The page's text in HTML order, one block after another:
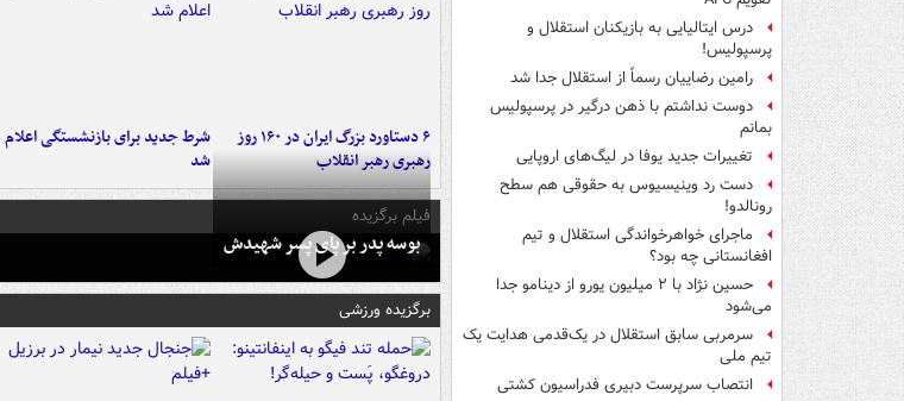
درس ایتالیایی‌ به بازیکنان استقلال و
پرسپولیس!
رامین رضاییان رسماً از استقلال جدا شد
دوست نداشتم با ذهن درگیر در پرسپولیس
بمانم
تغییرات جدید یوفا در لیگ‌های اروپایی
دست رد وینیسیوس به حقوقی هم سطح
رونالدو!
ماجرای خواهرخواندگی استقلال و تیم
افغانستانی چه بود؟
حسین نژاد با ۲ میلیون یورو از دینامو جدا
می‌شود
سرمربی سابق استقلال در یک‌قدمی هدایت یک
تیم ملی
انتصاب سرپرست دبیری فدراسیون کشتی
۶ دستاورد بزرگ ایران در ۱۶۰ روز
رهبری رهبر انقلاب
شرط جدید برای بازنشستگی اعلام
شد
فیلم برگزیده
بوسه‌ پدر بر پای پسر شهیدش
برگزیده ورزشی